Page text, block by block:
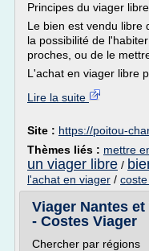
Principes du viager libre
Le bien est vendu libre
la possibilité de
proches, ou de le
L'achat en viager libre
Lire la suite
Site : https://poitou-
Thèmes liés : mettre
un viager libre /
l'achat en viager /
Viager Nantes et
- Costes Viager
Chercher par régions